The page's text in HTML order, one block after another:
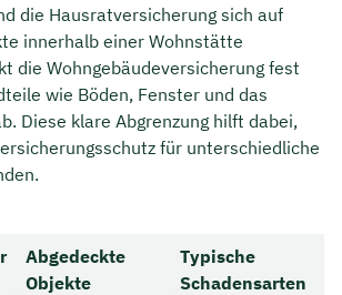
die Hausratversicherung sich auf
innerhalb einer Wohnstätte
die Wohngebäudeversicherung fest
wie Böden, Fenster und das
Diese klare Abgrenzung hilft dabei,
für unterschiedliche
Abgedeckte
Objekte
Typische
Schadensarten